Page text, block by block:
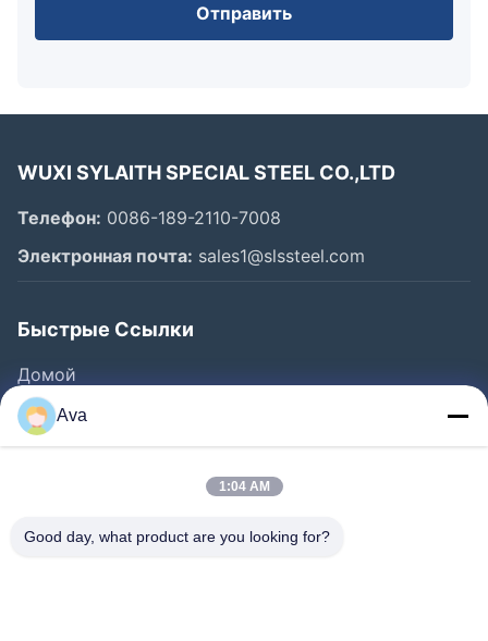
Отправить
WUXI SYLAITH SPECIAL STEEL CO.,LTD
Телефон: 0086-189-2110-7008
Электронная почта: sales1@slssteel.com
Быстрые Ссылки
Домой
Продукты
Видеозаписи
Экскурсия По Заводу
Ava
1:04 AM
Good day, what product are you looking for?